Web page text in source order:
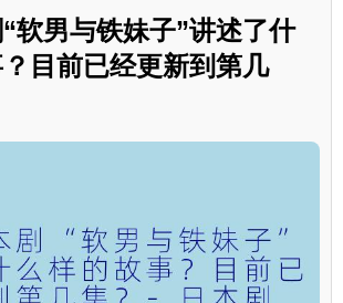
软男与铁妹子”讲述了什
目前已经更新到第几